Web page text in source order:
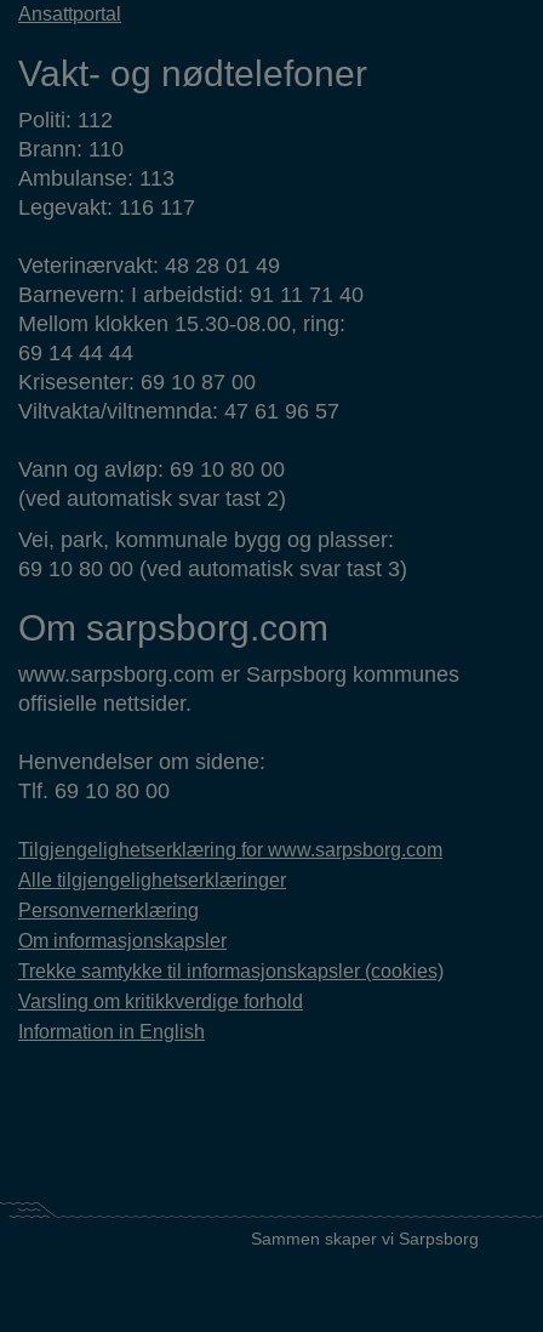
Ansattportal
Vakt- og nødtelefoner
Politi: 112
Brann: 110
Ambulanse: 113
Legevakt: 116 117
Veterinærvakt: 48 28 01 49
Barnevern: I arbeidstid: 91 11 71 40
Mellom klokken 15.30-08.00, ring:
69 14 44 44
Krisesenter: 69 10 87 00
Viltvakta/viltnemnda: 47 61 96 57
Vann og avløp: 69 10 80 00
(ved automatisk svar tast 2)
Vei, park, kommunale bygg og plasser:
69 10 80 00 (ved automatisk svar tast 3)
Om sarpsborg.com
www.sarpsborg.com er Sarpsborg kommunes
offisielle nettsider.
Henvendelser om sidene:
Tlf. 69 10 80 00
Tilgjengelighetserklæring for www.sarpsborg.com
Alle tilgjengelighetserklæringer
Personvernerklæring
Om informasjonskapsler
Trekke samtykke til informasjonskapsler (cookies)
Varsling om kritikkverdige forhold
Information in English
Sammen skaper vi Sarpsborg